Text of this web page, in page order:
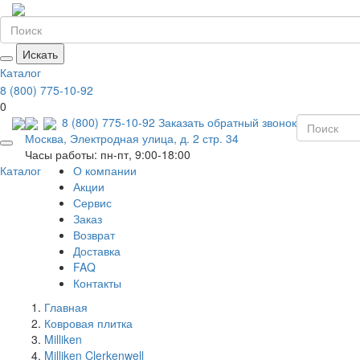
Искать
Каталог
8 (800) 775-10-92
0
8 (800) 775-10-92 Заказать обратный звонок
Москва, Электродная улица, д. 2 стр. 34
Часы работы: пн-пт, 9:00-18:00
Каталог
О компании
Акции
Сервис
Заказ
Возврат
Доставка
FAQ
Контакты
Главная
Ковровая плитка
Milliken
Milliken Clerkenwell